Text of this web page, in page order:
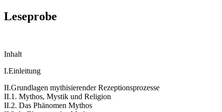
Leseprobe
Inhalt
I.Einleitung
II.Grundlagen mythisierender Rezeptionsprozesse
II.1. Mythos, Mystik und Religion
II.2. Das Phänomen Mythos